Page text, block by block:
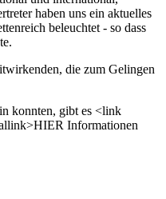
haben uns ein aktuelles
beleuchtet - so dass
die zum Gelingen
konnten, gibt es <link
Informationen